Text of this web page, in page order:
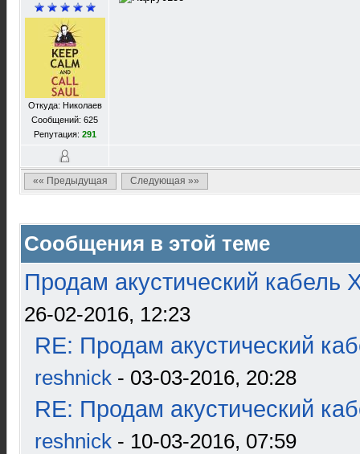
Откуда: Николаев
Сообщений: 625
Репутация: 291
«« Предыдущая Следующая »»
Сообщения в этой теме
Продам акустический кабель
26-02-2016, 12:23
RE: Продам акустический
reshnick - 03-03-2016, 20:28
RE: Продам акустический
reshnick - 10-03-2016, 07:59